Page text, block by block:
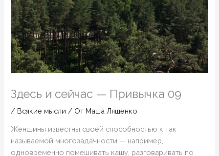
Здесь и сейчас — Привычка 09
/ Всякие мысли / От Маша Ляшенко
Женщины известны своей способностью к так
называемой многозадачности — например,
одновременно помешивать кашу, разговаривать по